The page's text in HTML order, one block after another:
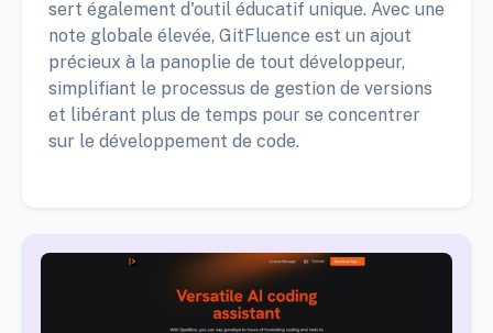
sert également d'outil éducatif unique. Avec une
note globale élevée, GitFluence est un ajout
précieux à la panoplie de tout développeur,
simplifiant le processus de gestion de versions
et libérant plus de temps pour se concentrer
sur le développement de code.